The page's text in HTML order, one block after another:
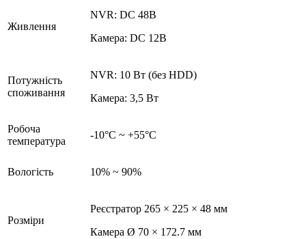
Живлення
NVR: DC 48В
Камера: DC 12В
Потужність
споживання
NVR: 10 Вт (без HDD)
Камера: 3,5 Вт
Робоча
температура
-10°C ~ +55°C
Вологість 10% ~ 90%
Розміри
Реєстратор 265 × 225 × 48 мм
Камера Ø 70 × 172.7 мм